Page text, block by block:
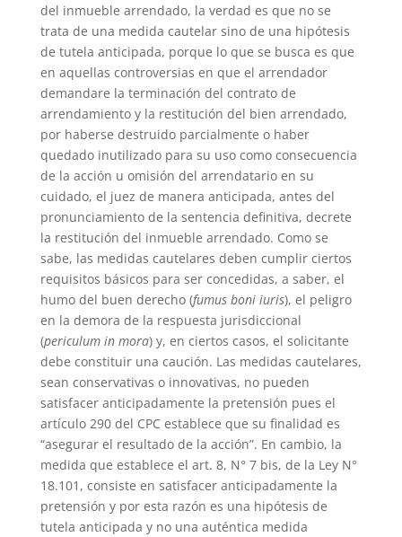
del inmueble arrendado, la verdad es que no se
trata de una medida cautelar sino de una hipótesis
de tutela anticipada, porque lo que se busca es que
en aquellas controversias en que el arrendador
demandare la terminación del contrato de
arrendamiento y la restitución del bien arrendado,
por haberse destruido parcialmente o haber
quedado inutilizado para su uso como consecuencia
de la acción u omisión del arrendatario en su
cuidado, el juez de manera anticipada, antes del
pronunciamiento de la sentencia definitiva, decrete
la restitución del inmueble arrendado. Como se
sabe, las medidas cautelares deben cumplir ciertos
requisitos básicos para ser concedidas, a saber, el
humo del buen derecho (fumus boni iuris), el peligro
en la demora de la respuesta jurisdiccional
(periculum in mora) y, en ciertos casos, el solicitante
debe constituir una caución. Las medidas cautelares,
sean conservativas o innovativas, no pueden
satisfacer anticipadamente la pretensión pues el
artículo 290 del CPC establece que su finalidad es
“asegurar el resultado de la acción”. En cambio, la
medida que establece el art. 8, N° 7 bis, de la Ley N°
18.101, consiste en satisfacer anticipadamente la
pretensión y por esta razón es una hipótesis de
tutela anticipada y no una auténtica medida